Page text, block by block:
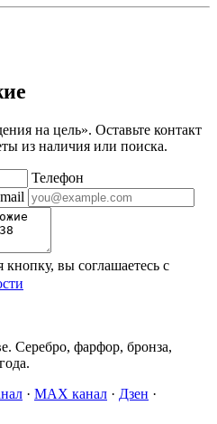
на цель». Оставьте контакт
из наличия или поиска.
Телефон
вы соглашаетесь с
Серебро, фарфор, бронза,
· MAX канал · Дзен ·